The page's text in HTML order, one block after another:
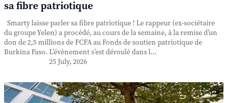
sa fibre patriotique
Smarty laisse parler sa fibre patriotique ! Le rappeur (ex-sociétaire
du groupe Yelen) a procédé, au cours de la semaine, à la remise d’un
don de 2,5 millions de FCFA au Fonds de soutien patriotique de
Burkina Faso. L’évènement s’est déroulé dans l...
25 July, 2026